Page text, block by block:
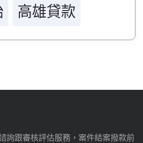
高雄貸款
詢跟審核評估服務，案件結案撥款前